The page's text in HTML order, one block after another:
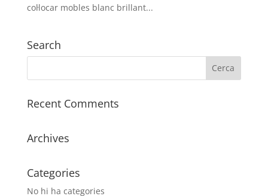
col·locar mobles blanc brillant...
Search
Recent Comments
Archives
Categories
No hi ha categories